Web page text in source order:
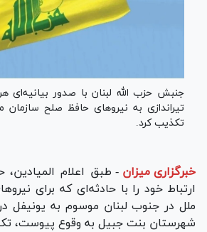
جنبش حزب الله لبنان با صدور بیانیه‌ای
تیراندازی به نیرو‌های حافظ صلح سازمان
تکذیب کرد.
خبرگزاری میزان - طبق اعلام المیادین،
ارتباط خود را با حادثه‌ای که برای
ملل در جنوب لبنان موسوم به یونیفل
شهرستان بنت جبیل به وقوع پیوست،